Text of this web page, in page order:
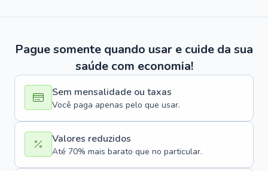
Pague somente quando usar e cuide da sua
saúde com economia!
Sem mensalidade ou taxas
Você paga apenas pelo que usar.
Valores reduzidos
Até 70% mais barato que no particular.